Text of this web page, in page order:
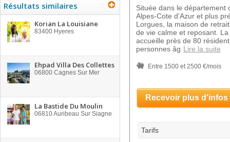
Résultats similaires
Korian La Louisiane
83400 Hyeres
Ehpad Villa Des Collettes
06800 Cagnes Sur Mer
La Bastide Du Moulin
06810Auribeau Sur Siagne
Située dans le département
Alpes-Cote d'Azur et plus
Lorgues, la maison de
de vie calme et reposant.
accueille près de 80
personnes âg Lire la suite
Entre 1500 et 2500 €/mois
Recevoir plus d'infos
Tarifs